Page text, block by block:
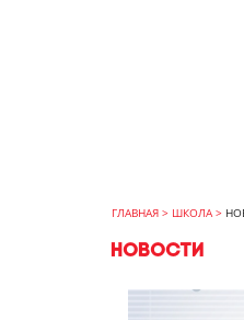
ГЛАВНАЯ > ШКОЛА>
НОВОСТИ